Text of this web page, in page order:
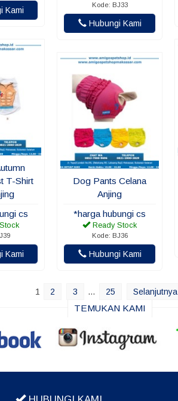
Kami
Kode: BJ33
Hubungi Kami
T-Shirt
cs
Kami
Dog Pants Celana
Anjing
*harga hubungi cs
Ready Stock
Kode: BJ36
Hubungi Kami
1 2 3 … 25 Selanjutnya
TEMUKAN KAMI